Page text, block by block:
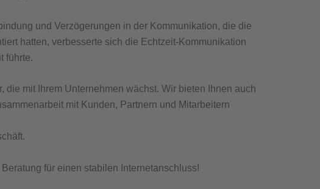
und Verzögerungen in der Kommunikation, die die
hatten, verbesserte sich die Echtzeit-Kommunikation
führte.
mit Ihrem Unternehmen wächst. Wir bieten Ihnen auch
mit Kunden, Partnern und Mitarbeitern
für einen stabilen Internetanschluss!